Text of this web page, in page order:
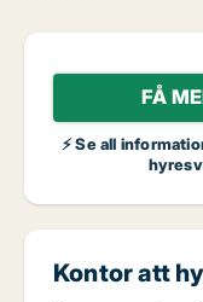
FÅ
⚡ Se all
Kontor att